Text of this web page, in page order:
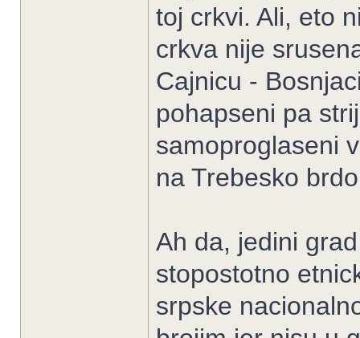
toj crkvi. Ali, eto
crkva nije
Cajnicu -
pohapseni pa
samoproglaseni
na Trebesko
Ah da, jedini
stopostotno
srpske